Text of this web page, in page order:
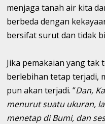
menjaga tanah air kita
berbeda dengan
bersifat surut dan tidak
Jika pemakaian yang tak
berlebihan tetap terjadi,
pun akan terjadi. “Dan,
menurut suatu ukuran,
menetap di Bumi, dan